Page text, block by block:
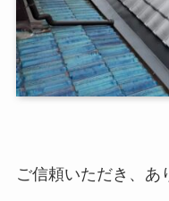
ご信頼いただき、あ